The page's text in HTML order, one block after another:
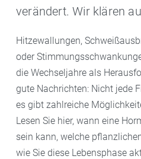
verändert. Wir klären
Hitzewallungen,
oder
die Wechseljahre als
gute Nachrichten: Nicht jede
es gibt zahlreiche
Lesen Sie hier, wann eine
sein kann, welche
wie Sie diese Lebensphase